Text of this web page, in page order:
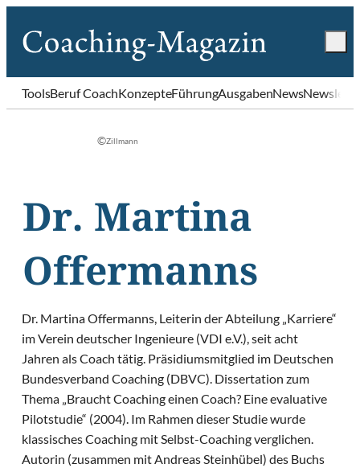
ToolsBeruf CoachKonzepteFührungAusgabenNews
©Zillmann
Dr. Martina
Offermanns
Dr. Martina Offermanns, Leiterin der Abteilung „Karriere“
im Verein deutscher Ingenieure (VDI e.V.), seit acht
Jahren als Coach tätig. Präsidiumsmitglied im Deutschen
Bundesverband Coaching (DBVC). Dissertation zum
Thema „Braucht Coaching einen Coach? Eine evaluative
Pilotstudie“ (2004). Im Rahmen dieser Studie wurde
klassisches Coaching mit Selbst-Coaching verglichen.
Autorin (zusammen mit Andreas Steinhübel) des Buchs